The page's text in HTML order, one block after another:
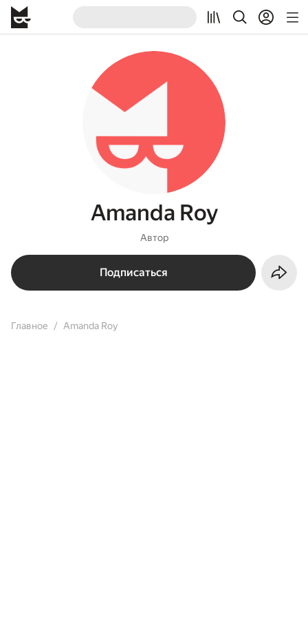
Amanda Roy
Автор
Подписаться
Главное Amanda Roy